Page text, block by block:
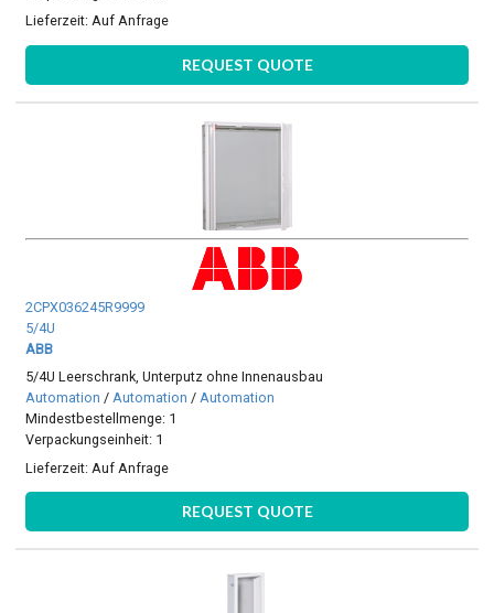
Lieferzeit:Auf Anfrage
REQUEST QUOTE
2CPX036245R9999
5/4U
ABB
5/4U Leerschrank, Unterputz ohne Innenausbau
Automation /Automation /Automation
Mindestbestellmenge: 1
Verpackungseinheit: 1
Lieferzeit: Auf Anfrage
REQUEST QUOTE